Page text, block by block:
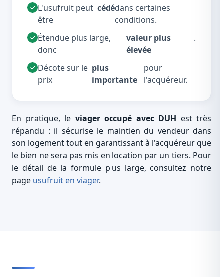
L'usufruit peut
être
cédédans certaines
conditions.
Étendue plus large,
donc
valeur plus
élevée
.
Décote sur le
prix
plus
importante
pour
l'acquéreur.
En pratique, le viager occupé avec DUH est très
répandu : il sécurise le maintien du vendeur dans
son logement tout en garantissant à l'acquéreur que
le bien ne sera pas mis en location par un tiers. Pour
le détail de la formule plus large, consultez notre
page usufruit en viager.